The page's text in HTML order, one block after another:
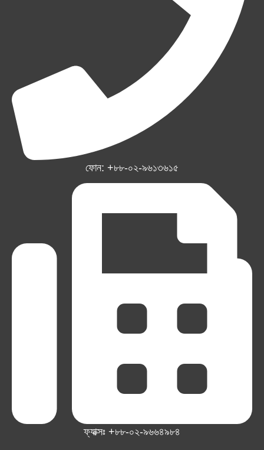
ফোন: +৮৮-০২-৯৬১৩৬১৫
ফ্যাক্সঃ +৮৮-০২-৯৬৬৪৯৮৪